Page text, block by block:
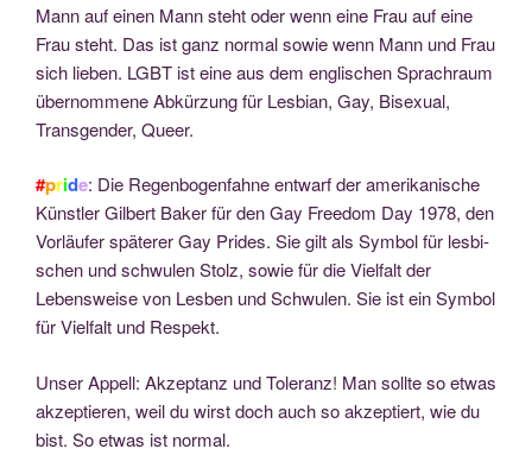
Mann auf einen Mann steht oder wenn eine Frau auf eine
Frau steht. Das ist ganz nor­mal sowie wenn Mann und Frau
sich lie­ben. LGBT ist eine aus dem eng­li­schen Sprach­raum
über­nom­me­ne Abkür­zung für Les­bi­an, Gay, Bise­xu­al,
Trans­gen­der, Queer.
#pride: Die Regen­bo­gen­fah­ne ent­warf der ame­ri­ka­ni­sche
Künst­ler Gil­bert Bak­er für den Gay Free­dom Day 1978, den
Vor­läu­fer spä­te­rer Gay Pri­des. Sie gilt als Sym­bol für les­bi­
schen und schwu­len Stolz, sowie für die Viel­falt der
Lebens­wei­se von Les­ben und Schwu­len. Sie ist ein Sym­bol
für Viel­falt und Respekt.
Unser Appell: Akzep­tanz und Tole­ranz! Man soll­te so etwas
akzep­tie­ren, weil du wirst doch auch so akzep­tiert, wie du
bist. So etwas ist normal.